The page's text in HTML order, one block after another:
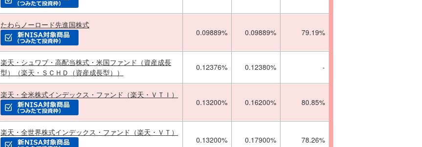
たわらノーロード先進国株式
0.09889%
0.09889% 79.19%
楽天・シュワブ・高配当株式・米国ファンド（資産成長
型）（楽天・ＳＣＨＤ（資産成長型））
0.12376% 0.12380% -
楽天・全米株式インデックス・ファンド（楽天・ＶＴＩ）
0.13200%
0.16200% 80.85%
楽天・全世界株式インデックス・ファンド（楽天・ＶＴ）
0.13200%
0.17900% 78.26%